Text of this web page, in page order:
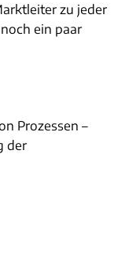
zu jeder
ein paar
Prozessen –
der